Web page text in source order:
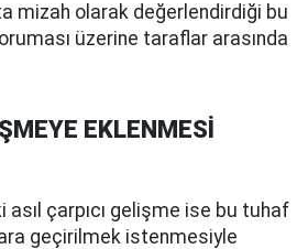
mizah olarak değerlendirdiği bu
üzerine taraflar arasında
EKLENMESİ
asıl çarpıcı gelişme ise bu tuhaf
geçirilmek istenmesiyle